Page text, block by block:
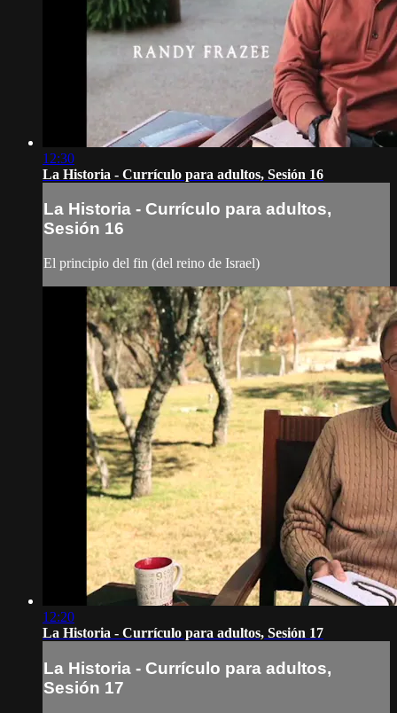
12:30
La Historia - Currículo para adultos, Sesión 16
La Historia - Currículo para adultos,
Sesión 16
El principio del fin (del reino de Israel)
12:20
La Historia - Currículo para adultos, Sesión 17
La Historia - Currículo para adultos,
Sesión 17